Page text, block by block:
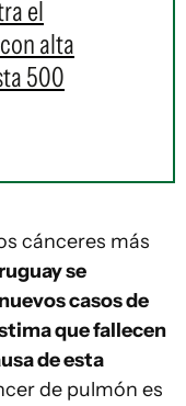
el
alta
500
cánceres más
se
casos de
que fallecen
de esta
de pulmón es